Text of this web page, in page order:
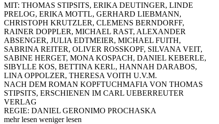
MIT: THOMAS STIPSITS, ERIKA DEUTINGER, LINDE
PRELOG, ERIKA MOTTL, GERHARD LIEBMANN,
CHRISTOPH KRUTZLER, CLEMENS BERNDORFF,
RAINER DOPPLER, MICHAEL RAST, ALEXANDER
ABSENGER, JULIA EDTMEIER, MICHAEL FUITH,
SABRINA REITER, OLIVER ROSSKOPF, SILVANA VEIT,
SABINE HERGET, MONA KOSPACH, DANIEL KEBERLE,
SIBYLLE KOS, BETTINA KERL, HANNAH DARABOS,
LINA OPPOLZER, THERESA VOITH U.V.M.
NACH DEM ROMAN KOPFTUCHMAFIA VON THOMAS
STIPSITS, ERSCHIENEN IM CARL UEBERREUTER
VERLAG
REGIE: DANIEL GERONIMO PROCHASKA
mehr lesen weniger lesen